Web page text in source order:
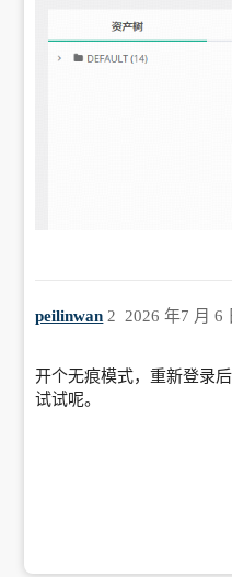
peilinwan 2026 年7 月 6
2
开个无痕模式，重新登录
试试呢。